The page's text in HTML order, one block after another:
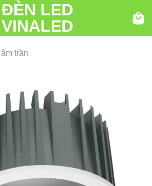
ĐÈN LED
VINALED
trần